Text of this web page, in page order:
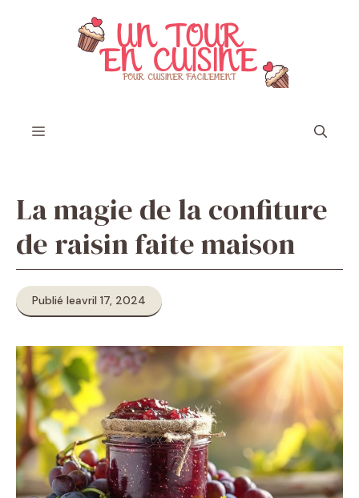
Menu
La magie de la confiture
de raisin faite maison
Publié leavril 17, 2024